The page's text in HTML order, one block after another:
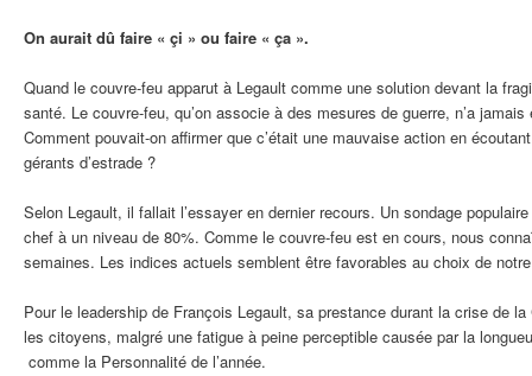
On aurait dû faire « çi » ou faire « ça ».
Quand le couvre-feu apparut à Legault comme une solution devant la
santé. Le couvre-feu, qu’on associe à des mesures de guerre, n’a
Comment pouvait-on affirmer que c’était une mauvaise action en
gérants d’estrade ?
Selon Legault, il fallait l’essayer en dernier recours. Un sondage
chef à un niveau de 80%. Comme le couvre-feu est en cours, nous
semaines. Les indices actuels semblent être favorables au choix de
Pour le leadership de François Legault, sa prestance durant la crise de
les citoyens, malgré une fatigue à peine perceptible causée par la
comme la Personnalité de l’année.